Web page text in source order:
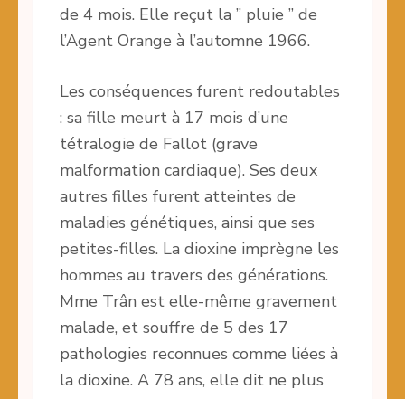
de 4 mois. Elle reçut la ” pluie ” de
l’Agent Orange à l’automne 1966.
Les conséquences furent redoutables
: sa fille meurt à 17 mois d’une
tétralogie de Fallot (grave
malformation cardiaque). Ses deux
autres filles furent atteintes de
maladies génétiques, ainsi que ses
petites-filles. La dioxine imprègne les
hommes au travers des générations.
Mme Trân est elle-même gravement
malade, et souffre de 5 des 17
pathologies reconnues comme liées à
la dioxine. A 78 ans, elle dit ne plus